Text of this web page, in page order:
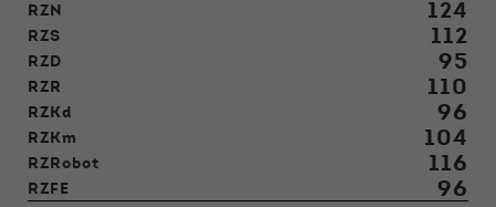
RZN 124
RZS 112
RZD 95
RZR 110
RZKd 96
RZKm 104
RZRobot 116
RZFE 96